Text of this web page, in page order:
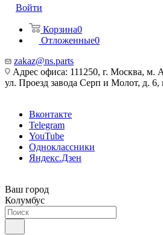
Войти
Корзина0
Отложенные0
zakaz@ns.parts
Адрес офиса: 111250, г. Москва,
ул. Проезд завода Серп и Молот, д. 6,
Вконтакте
Telegram
YouTube
Одноклассники
Яндекс.Дзен
Ваш город
Колумбус